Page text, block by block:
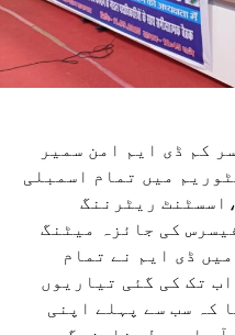
کم ڈی ایم امن سمیر
میں تمام اسمبلی
ریٹرننگ
کی جائزہ میٹنگ
ڈی ایم نے تمام
تک کی گئی تیاریوں
کہ سب سے پہلے اپنی